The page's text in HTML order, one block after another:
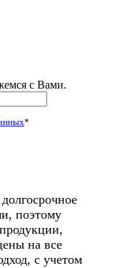
с Вами.
*
поэтому
на все
с учетом